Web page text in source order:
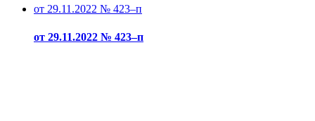
от 29.11.2022 № 423–п
от 29.11.2022 № 423–п